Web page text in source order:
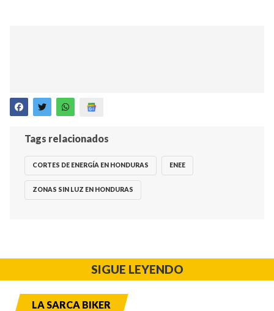
Tags relacionados
CORTES DE ENERGÍA EN HONDURAS ENEE
ZONAS SIN LUZ EN HONDURAS
SIGUE LEYENDO
LA SARCA BIKER